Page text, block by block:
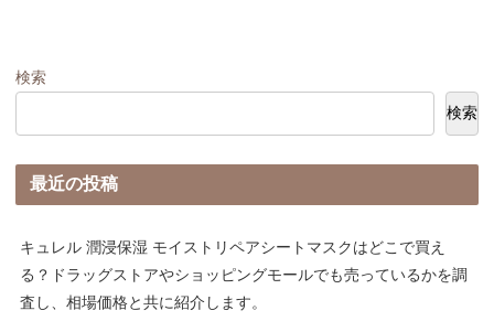
検索
検索
最近の投稿
キュレル 潤浸保湿 モイストリペアシートマスクはどこで買え
る？ドラッグストアやショッピングモールでも売っているかを調
査し、相場価格と共に紹介します。